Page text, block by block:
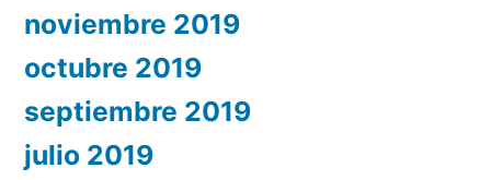
noviembre 2019
octubre 2019
septiembre 2019
julio 2019